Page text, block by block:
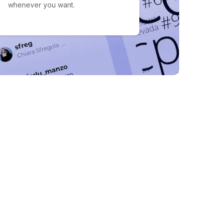
whenever you want.